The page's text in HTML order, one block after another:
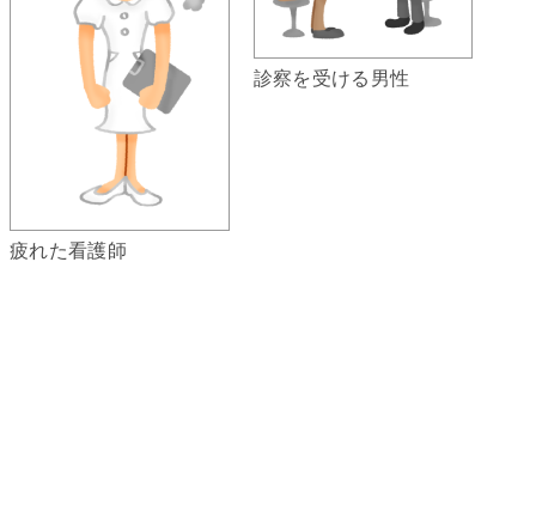
疲れた看護師
診察を受ける男性